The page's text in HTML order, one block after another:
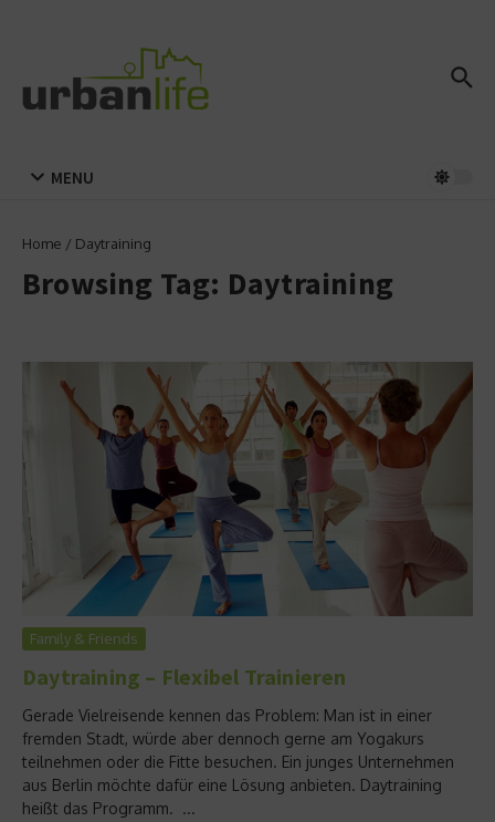
MENU
Home / Daytraining
Browsing Tag: Daytraining
Family & Friends
Daytraining – Flexibel Trainieren
Gerade Vielreisende kennen das Problem: Man ist in einer
fremden Stadt, würde aber dennoch gerne am Yogakurs
teilnehmen oder die Fitte besuchen. Ein junges Unternehmen
aus Berlin möchte dafür eine Lösung anbieten. Daytraining
heißt das Programm. ...